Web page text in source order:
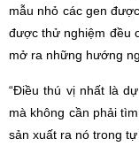
mẫu nhỏ các gen
được thử nghiệm đều
mở ra những hướng
“Điều thú vị nhất là
mà không cần phải
sản xuất ra nó trong tự